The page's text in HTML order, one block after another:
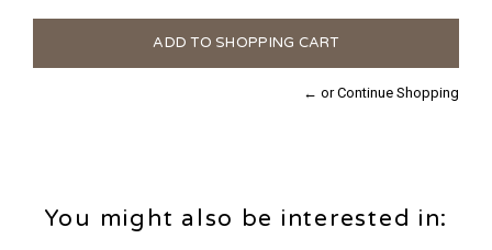
← or Continue Shopping
You might also be interested in: